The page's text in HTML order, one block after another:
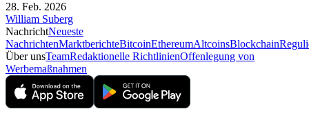
28. Feb. 2026
William Suberg
NachrichtNeueste
NachrichtenMarktberichteBitcoinEthereumAltcoinsBlockchain
Über unsTeamRedaktionelle RichtlinienOffenlegung von
Werbemaßnahmen